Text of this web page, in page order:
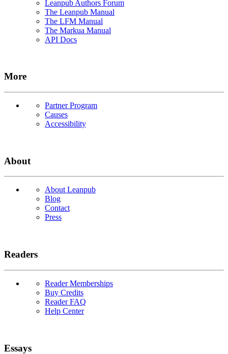
Leanpub Authors Forum
The Leanpub Manual
The LFM Manual
The Markua Manual
API Docs
More
Partner Program
Causes
Accessibility
About
About Leanpub
Blog
Contact
Press
Readers
Reader Memberships
Buy Credits
Reader FAQ
Help Center
Essays